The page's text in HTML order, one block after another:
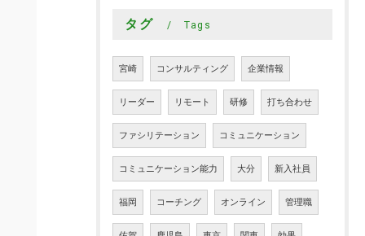
タグ Tags
宮崎 コンサルティング 企業情報
リーダー リモート 研修 打ち合わせ
ファシリテーション コミュニケーション
コミュニケーション能力 大分 新入社員
福岡 コーチング オンライン 管理職